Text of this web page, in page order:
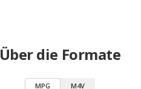
Über die Formate
MPG M4V